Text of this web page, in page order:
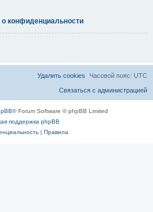
конфиденциальности
Часовой пояс: UTC
Удалить cookies
Связаться с администрацией
® Forum Software © phpBB Limited
поддержка phpBB
| Правила